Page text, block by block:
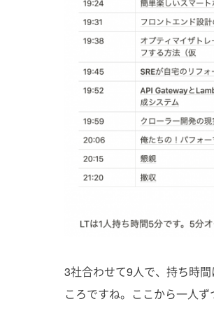
3社合わせて9人で、持ち時
ころですね。ここから一人ず